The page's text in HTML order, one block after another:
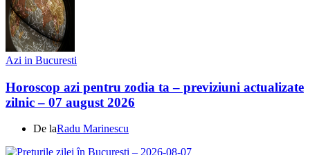
Azi in Bucuresti
Horoscop azi pentru zodia ta – previziuni actualizate
zilnic – 07 august 2026
De laRadu Marinescu